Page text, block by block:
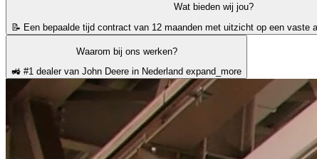
Wat bieden wij jou?
📝 Een bepaalde tijd contract van 12 maanden met uitzicht op een vaste
Waarom bij ons werken?
🚜 #1 dealer van John Deere in Nederland expand_more